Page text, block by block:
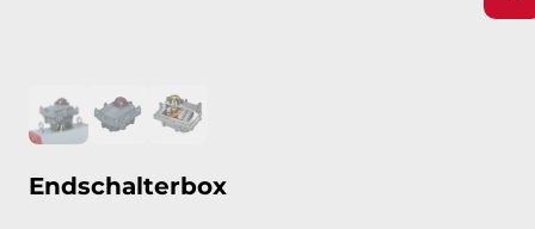
Endschalterbox